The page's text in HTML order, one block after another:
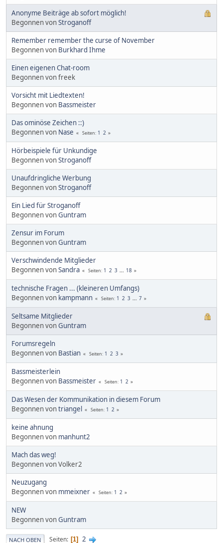
Anonyme Beiträge ab sofort möglich!
Begonnen vonStroganoff
Remember remember the curse of November
Begonnen von Burkhard Ihme
Einen eigenen Chat-room
Begonnen von freek
Vorsicht mit Liedtexten!
Begonnen von Bassmeister
Das ominöse Zeichen ::)
Begonnen von Nase Seiten 1 2
Hörbeispiele für Unkundige
Begonnen vonStroganoff
Unaufdringliche Werbung
Begonnen vonStroganoff
Ein Lied für Stroganoff
Begonnen vonGuntram
Zensur im Forum
Begonnen vonGuntram
Verschwindende Mitglieder
Begonnen vonSandra Seiten 1 2 3 ... 18
technische Fragen ... (kleineren Umfangs)
Begonnen von kampmann Seiten 1 2 3 ... 7
Seltsame Mitglieder
Begonnen vonGuntram
Forumsregeln
Begonnen von Bastian Seiten 1 2 3
Bassmeisterlein
Begonnen von Bassmeister Seiten 1 2
Das Wesen der Kommunikation in diesem Forum
Begonnen vontriangel Seiten 1 2
keine ahnung
Begonnen von manhunt2
Mach das weg!
Begonnen von Volker2
Neuzugang
Begonnen von mmeixner Seiten 1 2
NEW
Begonnen vonGuntram
NACH OBEN Seiten 1 2